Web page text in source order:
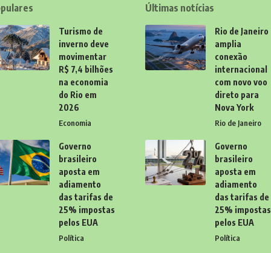
Turismo de
inverno deve
movimentar
R$ 7,4 bilhões
na economia
do Rio em
2026
Economia
Governo
brasileiro
aposta em
adiamento
das tarifas de
25% impostas
pelos EUA
Política
Últimas notícias
Rio de Janeiro
amplia
conexão
internacional
com novo voo
direto para
Nova York
Rio de Janeiro
Governo
brasileiro
aposta em
adiamento
das tarifas de
25% impostas
pelos EUA
Política